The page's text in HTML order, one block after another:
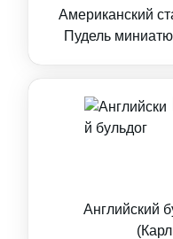
Американский
Пудель
Английский